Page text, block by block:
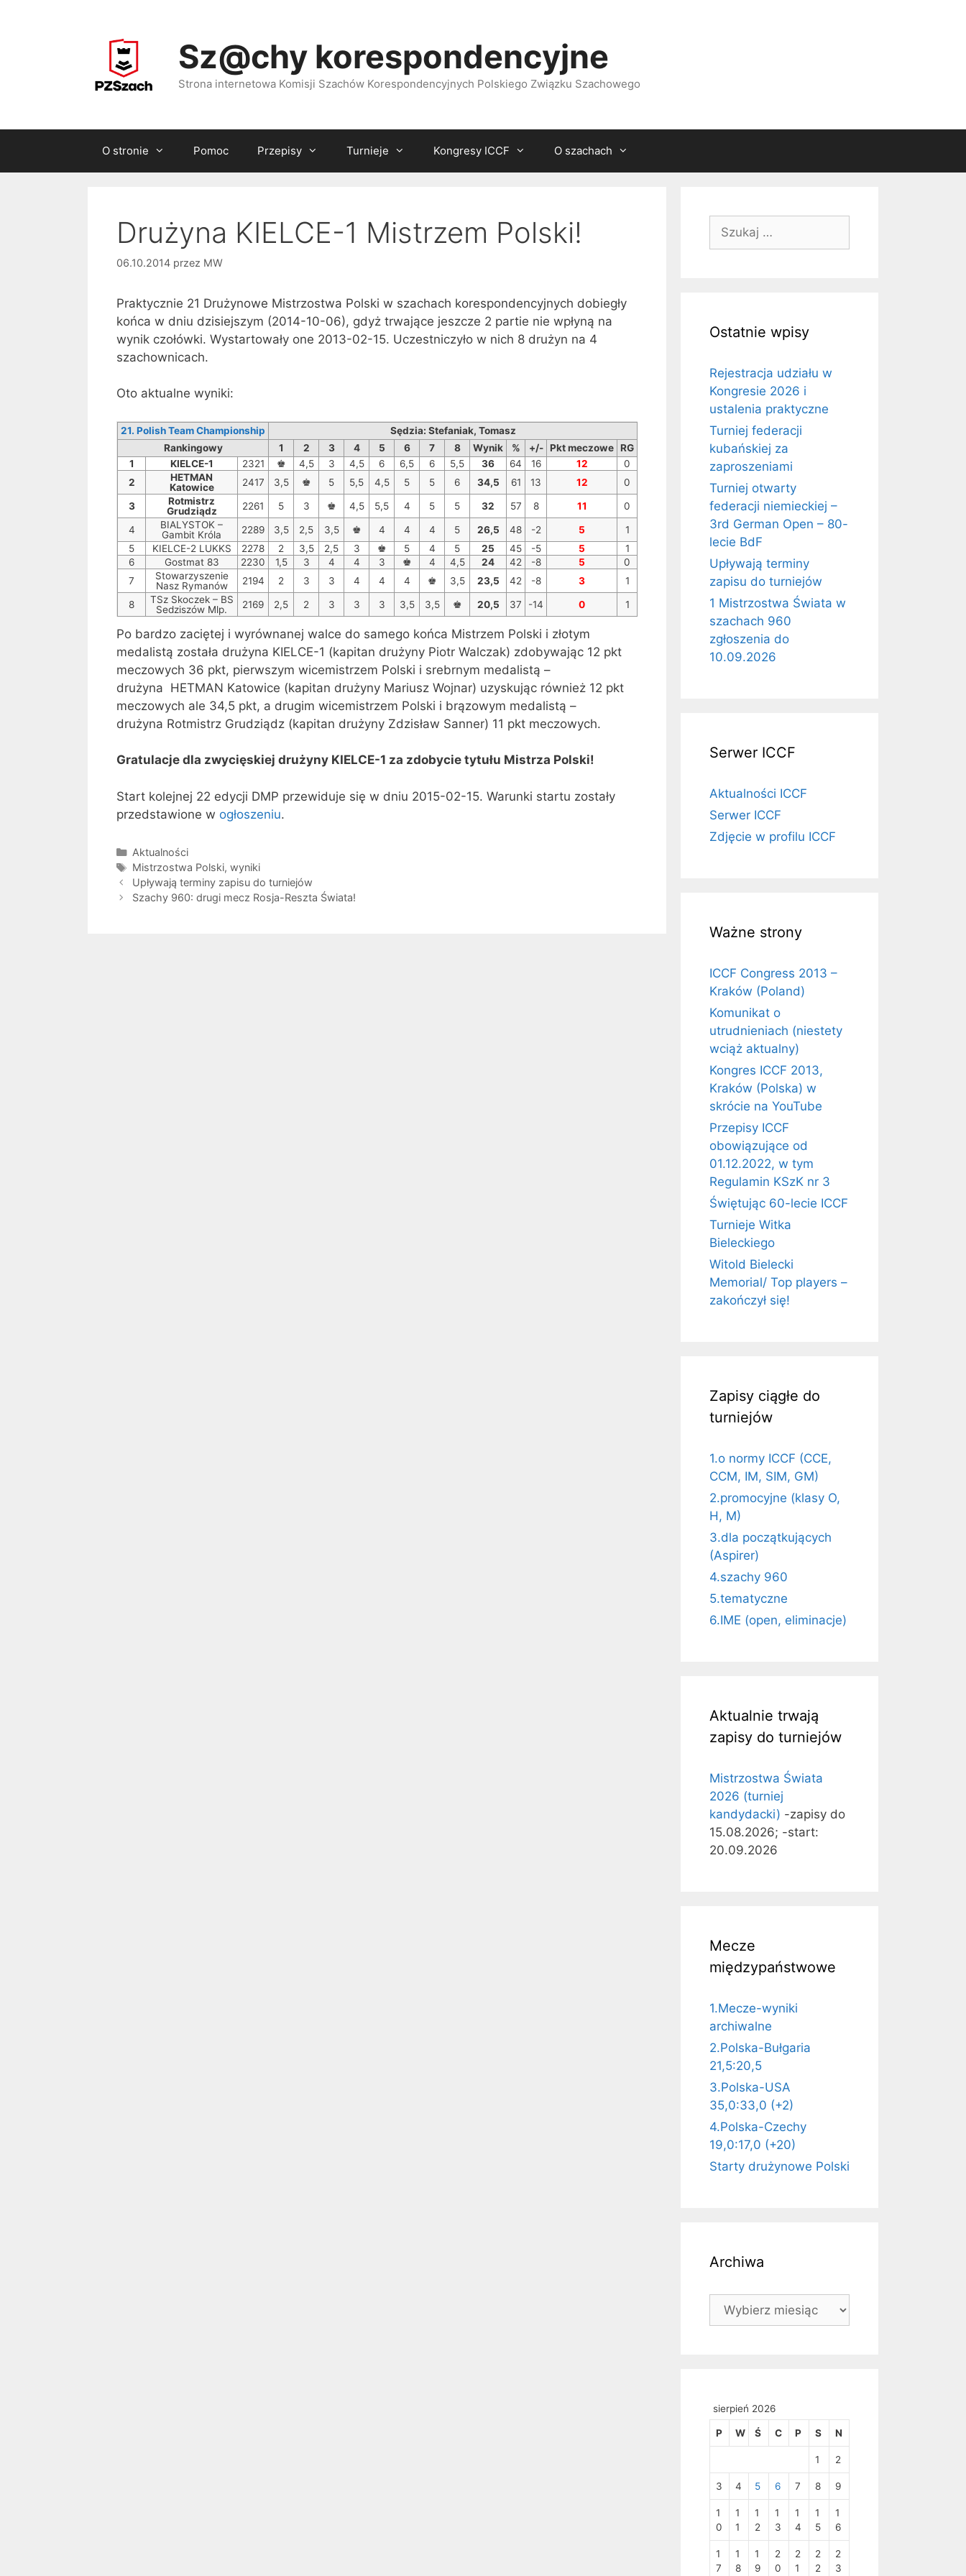
Sz@chy korespondencyjne
Strona internetowa Komisji Szachów Korespondencyjnych Polskiego Związku Szachowego
O stronie Pomoc Przepisy Turnieje Kongresy ICCF O szachach
Drużyna KIELCE-1 Mistrzem Polski!
06.10.2014 przez MW
Praktycznie 21 Drużynowe Mistrzostwa Polski w szachach korespondencyjnych dobiegły
końca w dniu dzisiejszym (2014-10-06), gdyż trwające jeszcze 2 partie nie wpłyną na
wynik czołówki. Wystartowały one 2013-02-15. Uczestniczyło w nich 8 drużyn na 4
szachownicach.
Oto aktualne wyniki:
21. Polish Team Championship
Sędzia: Stefaniak, Tomasz
Rankingowy
1 2 3 4 5 6 7 8 Wynik % +/- Pkt meczowe RG
1
KIELCE-1 2321 ♚ 4,5 3 4,5 6 6,5 6 5,5 36 64 16 12
0
2
HETMAN
Katowice
2417 3,5 ♚ 5 5,5 4,5 5 5 6 34,5 61 13 12 0
3
Rotmistrz
Grudziądz
2261 5 3 ♚ 4,5 5,5 4 5 5 32 57 8 11 0
4
BIALYSTOK –
Gambit Króla
2289 3,5 2,5 3,5 ♚ 4 4 4 5 26,5 48 -2 5
1
5
KIELCE-2 LUKKS 2278 2 3,5 2,5 3 ♚ 5 4 5 25 45 -5 5
1
6
Gostmat 83 2230 1,5 3 4 4 3 ♚ 4 4,5 24 42 -8 5
0
7
Stowarzyszenie
Nasz Rymanów
2194 2 3 3 4 4 4 ♚ 3,5 23,5 42 -8 3 1
8
TSz Skoczek – BS
Sedziszów Mlp.
2169 2,5 2 3 3 3 3,5 3,5 ♚ 20,5 37 -14 0 1
Po bardzo zaciętej i wyrównanej walce do samego końca Mistrzem Polski i złotym
medalistą została drużyna KIELCE-1 (kapitan drużyny Piotr Walczak) zdobywając 12 pkt
meczowych 36 pkt, pierwszym wicemistrzem Polski i srebrnym medalistą –
drużyna HETMAN Katowice (kapitan drużyny Mariusz Wojnar) uzyskując również 12 pkt
meczowych ale 34,5 pkt, a drugim wicemistrzem Polski i brązowym medalistą –
drużyna Rotmistrz Grudziądz (kapitan drużyny Zdzisław Sanner) 11 pkt meczowych.
Gratulacje dla zwycięskiej drużyny KIELCE-1 za zdobycie tytułu Mistrza Polski!
Start kolejnej 22 edycji DMP przewiduje się w dniu 2015-02-15. Warunki startu zostały
przedstawione w ogłoszeniu.
Kategorie
Aktualności
Tagi
Mistrzostwa Polski, wyniki
Upływają terminy zapisu do turniejów
Szachy 960: drugi mecz Rosja-Reszta Świata!
Ostatnie wpisy
Rejestracja udziału w
Kongresie 2026 i
ustalenia praktyczne
Turniej federacji
kubańskiej za
zaproszeniami
Turniej otwarty
federacji niemieckiej –
3rd German Open – 80-
lecie BdF
Upływają terminy
zapisu do turniejów
1 Mistrzostwa Świata w
szachach 960
zgłoszenia do
10.09.2026
Serwer ICCF
Aktualności ICCF
Serwer ICCF
Zdjęcie w profilu ICCF
Ważne strony
ICCF Congress 2013 –
Kraków (Poland)
Komunikat o
utrudnieniach (niestety
wciąż aktualny)
Kongres ICCF 2013,
Kraków (Polska) w
skrócie na YouTube
Przepisy ICCF
obowiązujące od
01.12.2022, w tym
Regulamin KSzK nr 3
Świętując 60-lecie ICCF
Turnieje Witka
Bieleckiego
Witold Bielecki
Memorial/ Top players –
zakończył się!
Zapisy ciągłe do
turniejów
1.o normy ICCF (CCE,
CCM, IM, SIM, GM)
2.promocyjne (klasy O,
H, M)
3.dla początkujących
(Aspirer)
4.szachy 960
5.tematyczne
6.IME (open, eliminacje)
Aktualnie trwają
zapisy do turniejów
Mistrzostwa Świata
2026 (turniej
kandydacki) -zapisy do
15.08.2026; -start:
20.09.2026
Mecze
międzypaństwowe
1.Mecze-wyniki
archiwalne
2.Polska-Bułgaria
21,5:20,5
3.Polska-USA
35,0:33,0 (+2)
4.Polska-Czechy
19,0:17,0 (+20)
Starty drużynowe Polski
Archiwa
Archiwa
sierpień 2026
P W Ś C P S N
1 2
3 4 5 6 7 8 9
1
0
1
1
1
2
1
3
1
4
1
5
1
6
1
7
1
8
1
9
2
0
2
1
2
2
2
3